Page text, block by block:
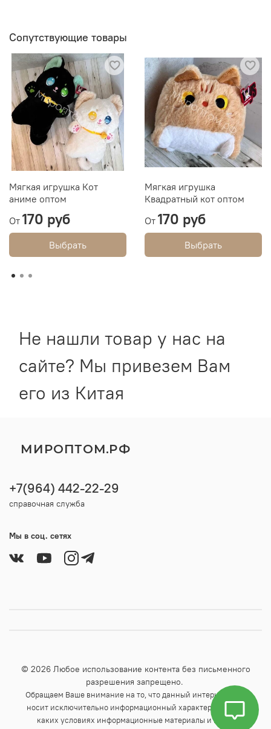
Сопутствующие товары
Мягкая игрушка Кот
аниме оптом
От 170 руб
Выбрать
Мягкая игрушка
Квадратный кот оптом
От 170 руб
Выбрать
Не нашли товар у нас на
сайте? Мы привезем Вам
его из Китая
МИРОПТОМ.РФ
+7(964) 442-22-29
справочная служба
Мы в соц. сетях
© 2026 Любое использование контента без письменного
разрешения запрещено.
Обращаем Ваше внимание на то, что данный интернет-сайт
носит исключительно информационный характер и ни при
каких условиях информационные материалы и цены,